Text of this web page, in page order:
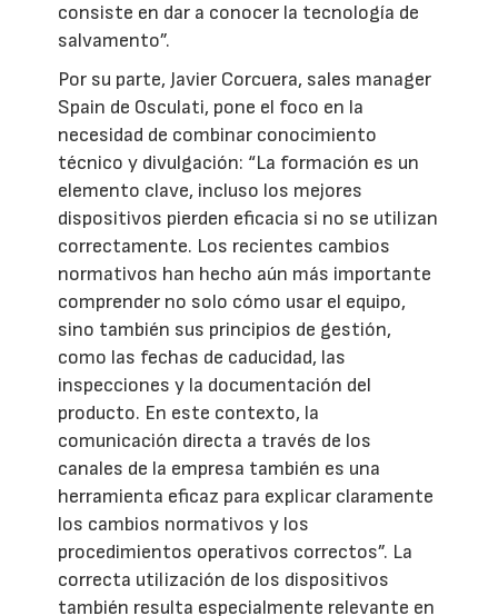
consiste en dar a conocer la tecnología de
salvamento”.
Por su parte, Javier Corcuera, sales manager
Spain de Osculati, pone el foco en la
necesidad de combinar conocimiento
técnico y divulgación: “La formación es un
elemento clave, incluso los mejores
dispositivos pierden eficacia si no se utilizan
correctamente. Los recientes cambios
normativos han hecho aún más importante
comprender no solo cómo usar el equipo,
sino también sus principios de gestión,
como las fechas de caducidad, las
inspecciones y la documentación del
producto. En este contexto, la
comunicación directa a través de los
canales de la empresa también es una
herramienta eficaz para explicar claramente
los cambios normativos y los
procedimientos operativos correctos”. La
correcta utilización de los dispositivos
también resulta especialmente relevante en